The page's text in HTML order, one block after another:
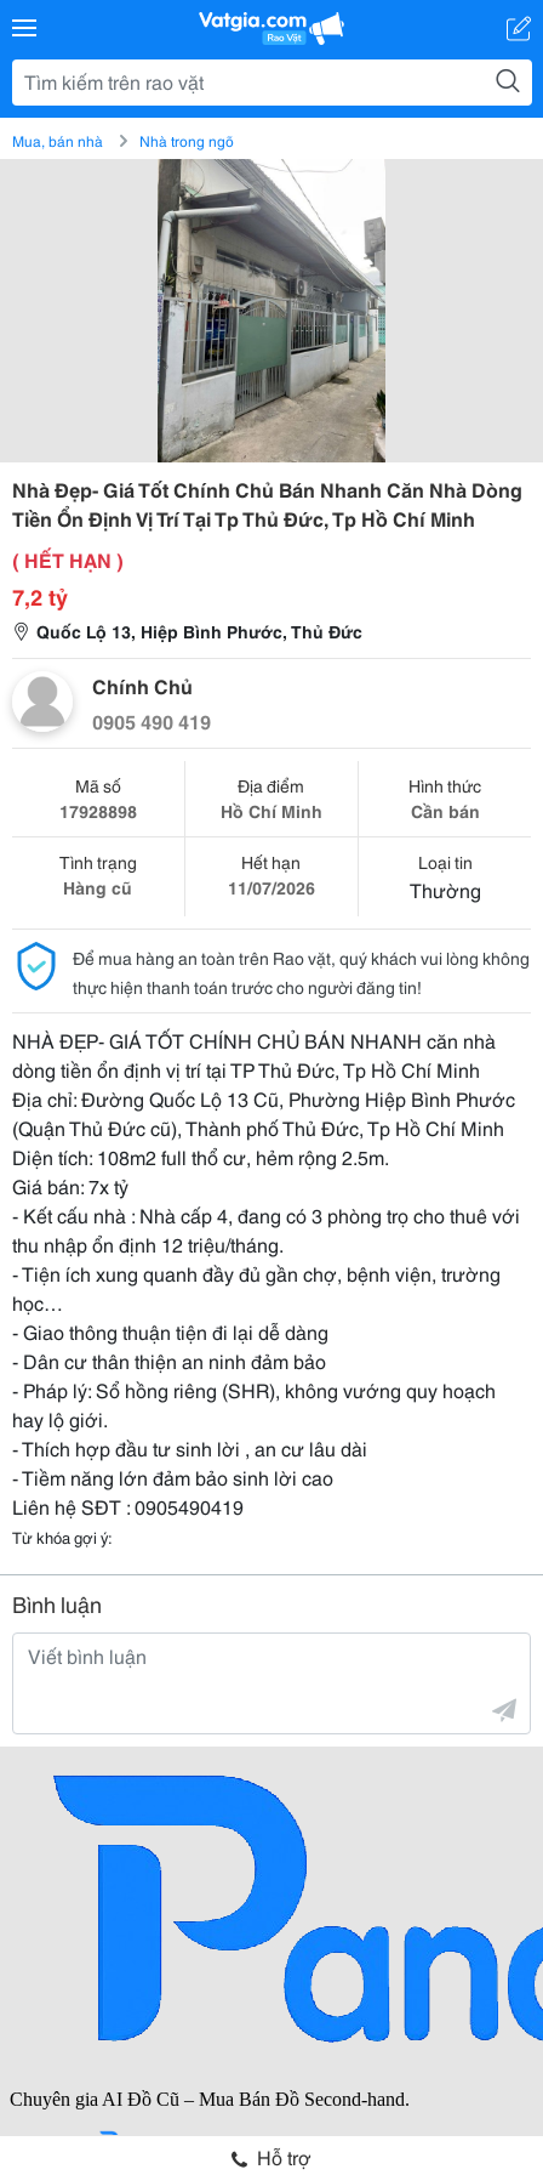
Mua, bán nhà Nhà trong ngõ
Nhà Đẹp- Giá Tốt Chính Chủ Bán Nhanh Căn Nhà Dòng
Tiền Ổn Định Vị Trí Tại Tp Thủ Đức, Tp Hồ Chí Minh
( HẾT HẠN )
7,2 tỷ
Quốc Lộ 13, Hiệp Bình Phước, Thủ Đức
Chính Chủ
0905 490 419
Mã số
17928898
Địa điểm
Hồ Chí Minh
Hình thức
Cần bán
Tình trạng
Hàng cũ
Hết hạn
11/07/2026
Loại tin
Thường
Để mua hàng an toàn trên Rao vặt, quý khách vui lòng không
thực hiện thanh toán trước cho người đăng tin!
NHÀ ĐẸP- GIÁ TỐT CHÍNH CHỦ BÁN NHANH căn nhà
dòng tiền ổn định vị trí tại TP Thủ Đức, Tp Hồ Chí Minh
Địa chỉ: Đường Quốc Lộ 13 Cũ, Phường Hiệp Bình Phước
(Quận Thủ Đức cũ), Thành phố Thủ Đức, Tp Hồ Chí Minh
Diện tích: 108m2 full thổ cư, hẻm rộng 2.5m.
Giá bán: 7x tỷ
- Kết cấu nhà : Nhà cấp 4, đang có 3 phòng trọ cho thuê với
thu nhập ổn định 12 triệu/tháng.
- Tiện ích xung quanh đầy đủ gần chợ, bệnh viện, trường
học…
- Giao thông thuận tiện đi lại dễ dàng
- Dân cư thân thiện an ninh đảm bảo
- Pháp lý: Sổ hồng riêng (SHR), không vướng quy hoạch
hay lộ giới.
- Thích hợp đầu tư sinh lời , an cư lâu dài
- Tiềm năng lớn đảm bảo sinh lời cao
Liên hệ SĐT : 0905490419
Từ khóa gợi ý:
Bình luận
Hỗ trợ